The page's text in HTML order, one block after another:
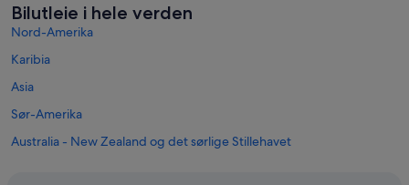
Bilutleie i hele verden
Nord-Amerika
Karibia
Asia
Sør-Amerika
Australia - New Zealand og det sørlige Stillehavet